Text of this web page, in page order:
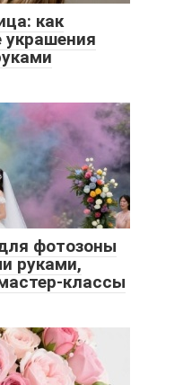
как
фотозоны
руками,
классы